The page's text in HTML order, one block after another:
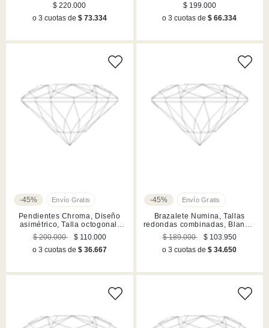
$ 220.000
o 3 cuotas de $ 73.334
$ 199.000
o 3 cuotas de$ 66.334
-45%
Pendientes Chroma, Diseño
asimétrico, Talla octogonal,
Lilases, Acabado en tono oro
$ 200.000
$ 110.000
o 3 cuotas de $ 36.667
-45%
Brazalete Numina, Tallas
redondas combinadas, Blanco,
Acabado en tono oro
$ 189.000
$ 103.950
o 3 cuotas de$ 34.650